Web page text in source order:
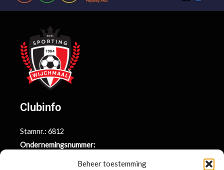
Beheer toestemming
Clubinfo
Stamnr.: 6812
Ondernemingsnummer: